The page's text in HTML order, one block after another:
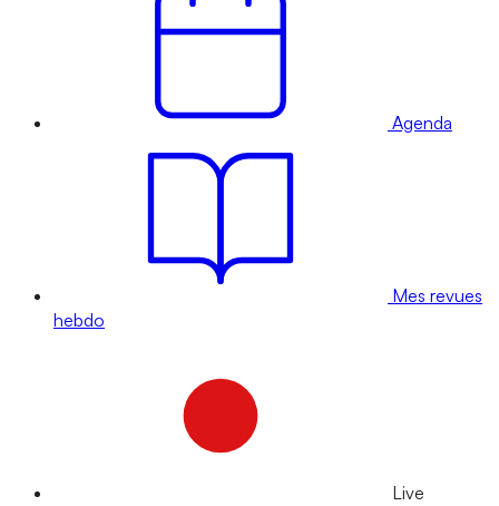
Agenda
Mes revues
hebdo
Live